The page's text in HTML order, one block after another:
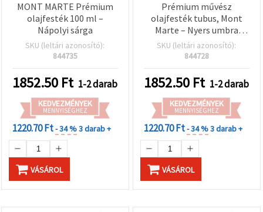
MONT MARTE Prémium
olajfesték 100 ml –
Nápolyi sárga
SKU (leltári azonosító):
844735
1852.50 Ft 1-2 darab
KEDVEZMÉNYEK
MENNYISÉGHEZ
1220.70 Ft- 34 %3 darab +
VÁSÁROL
Prémium művész
olajfesték tubus, Mont
Marte – Nyers umbra
(barna), 100 ml (3,4 fl oz)
| Professzionális
minőség, gazdag
pigmenttartalom, sima
állag, kiváló
fedőképesség vászonra és
képzőművészeti
munkákhoz
SKU (leltári azonosító):
844728
1852.50 Ft 1-2 darab
KEDVEZMÉNYEK
MENNYISÉGHEZ
1220.70 Ft- 34 %3 darab +
VÁSÁROL